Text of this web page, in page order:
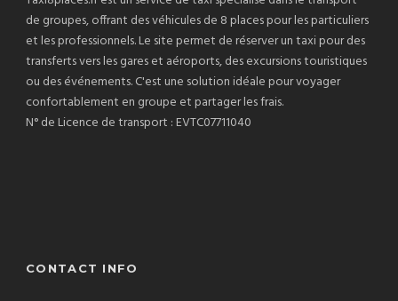
de groupes, offrant des véhicules de 8 places pour les particuliers
et les professionnels. Le site permet de réserver un taxi pour des
transferts vers les gares et aéroports, des excursions touristiques
ou des événements. C'est une solution idéale pour voyager
confortablement en groupe et partager les frais.
N° de Licence de transport : EVTC07711040
CONTACT INFO